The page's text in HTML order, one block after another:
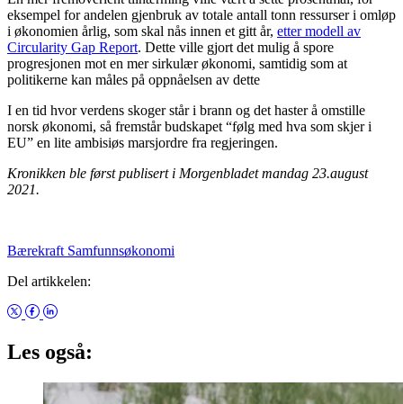
eksempel for andelen gjenbruk av totale antall tonn ressurser i omløp
i økonomien årlig, som skal nås innen et gitt år, etter modell av
Circularity Gap Report. Dette ville gjort det mulig å spore
progresjonen mot en mer sirkulær økonomi, samtidig som at
politikerne kan måles på oppnåelsen av dette
I en tid hvor verdens skoger står i brann og det haster å omstille
norsk økonomi, så fremstår budskapet “følg med hva som skjer i
EU” en lite ambisiøs marsjordre fra regjeringen.
Kronikken ble først publisert i Morgenbladet mandag 23.august
2021.
Bærekraft Samfunnsøkonomi
Del artikkelen:
Les også: